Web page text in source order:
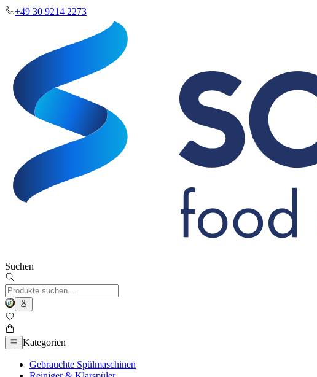
+49 30 9214 2273
Suchen
Kategorien
Gebrauchte Spülmaschinen